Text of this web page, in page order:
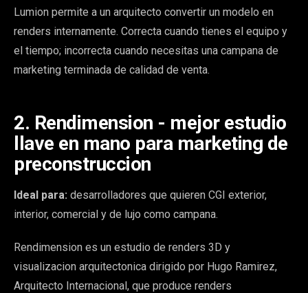
Lumion permite a un arquitecto convertir un modelo en
renders internamente. Correcta cuando tienes el equipo y
el tiempo; incorrecta cuando necesitas una campana de
marketing terminada de calidad de venta.
2. Rendimension - mejor estudio
llave en mano para marketing de
preconstruccion
Ideal para: desarrolladores que quieren CGI exterior,
interior, comercial y de lujo como campana.
Rendimension es un estudio de renders 3D y
visualizacion arquitectonica dirigido por Hugo Ramirez,
Arquitecto Internacional, que produce renders